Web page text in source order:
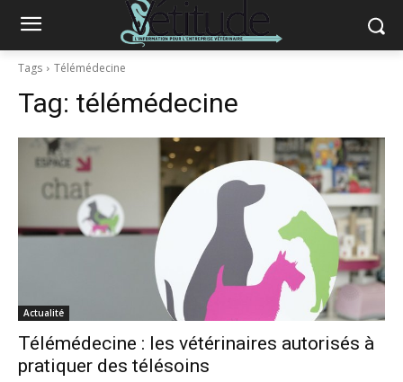
Tags Télémédecine
Tag: télémédecine
Actualité
Télémédecine : les vétérinaires autorisés à
pratiquer des télésoins